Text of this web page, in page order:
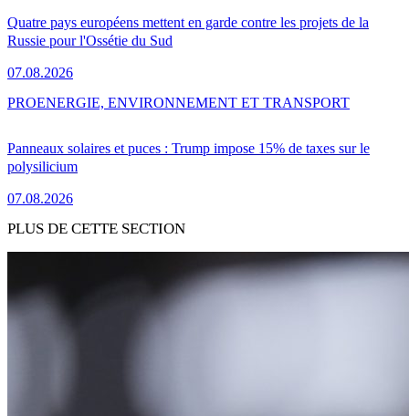
Quatre pays européens mettent en garde contre les projets de la
Russie pour l'Ossétie du Sud
07.08.2026
Panneaux solaires et puces : Trump impose 15% de taxes sur le
polysilicium
07.08.2026
PROENERGIE, ENVIRONNEMENT ET TRANSPORT
PLUS DE CETTE SECTION